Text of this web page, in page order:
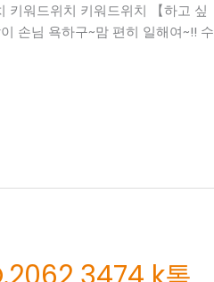
키워드위치 키워드위치 【하고 싶
손님 욕하구~맘 편히 일해여~!! 수